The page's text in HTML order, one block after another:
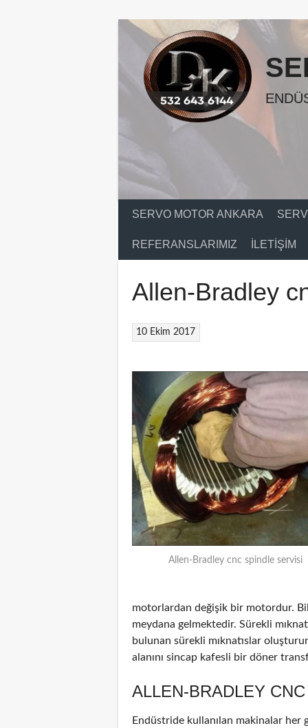
SERVO MOTOR ANKARA
REFERANSLARIMIZ İLETIŞIM
Allen-Bradley
10 Ekim 2017
Allen-Bradley cnc spindle servisi
motorlardan değişik bir motordur.
meydana gelmektedir. Sürekli
bulunan sürekli mıknatıslar
alanını sincap kafesli bir döner
ALLEN-BRADLEY
Endüstride kullanılan makinalar her